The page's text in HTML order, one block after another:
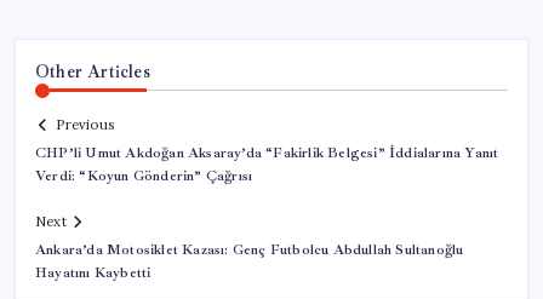
Other Articles
Previous
CHP’li Umut Akdoğan Aksaray’da “Fakirlik Belgesi” İddialarına Yanıt
Verdi: “Koyun Gönderin” Çağrısı
Next
Ankara’da Motosiklet Kazası: Genç Futbolcu Abdullah Sultanoğlu
Hayatını Kaybetti